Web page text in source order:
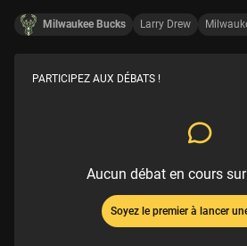
Milwaukee Bucks Larry Drew
PARTICIPEZ AUX DÉBATS !
Aucun débat en cours
Soyez le premier à lancer